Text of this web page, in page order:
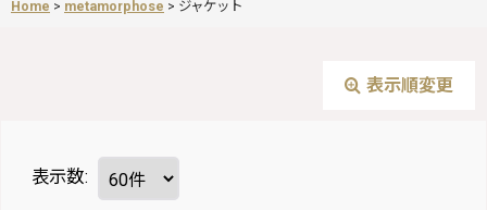
Home > metamorphose > ジャケット
表示順変更
表示数: